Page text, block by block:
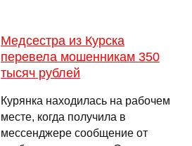
Медсестра из Курска
перевела мошенникам 350
тысяч рублей
Курянка находилась на рабочем
месте, когда получила в
мессенджере сообщение от